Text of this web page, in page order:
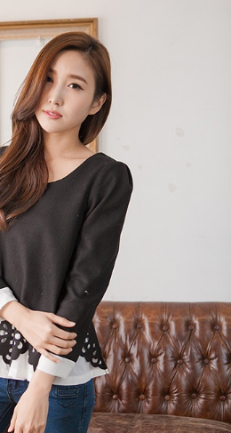
個人資料，並將交易相關給付款項請求債
。
瀏覽以下網址：
定代理人或監護人之同意方可使用
意申辦者引起之損失，本公司不負相關責
，將依據個別帳號之用戶狀況，依本公司即
有額度不足之情形，本公司將視審查結果
他人資訊註冊。若發現惡意使用之情形，
該用戶之使用額度並採取法律行動。